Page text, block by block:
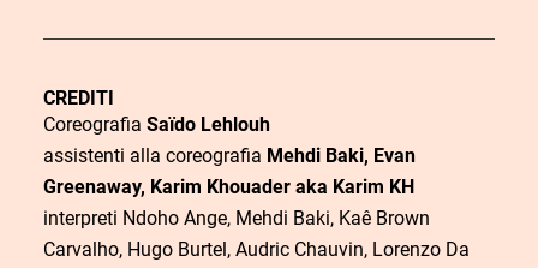
o
CREDITI
Coreografia Saïdo Lehlouh
assistenti alla coreografia Mehdi Baki, Evan
Greenaway, Karim Khouader aka Karim KH
interpreti Ndoho Ange, Mehdi Baki, Kaê Brown
Carvalho, Hugo Burtel, Audric Chauvin, Lorenzo Da